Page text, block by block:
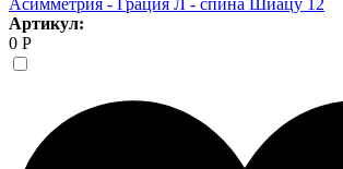
Артикул:
0 Р